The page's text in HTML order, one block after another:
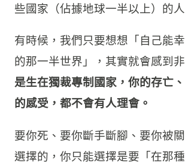
些國家（佔據地球一半以上）的
有時候，我們只要想想「自己能
的那一半世界」，其實就會感到非
是生在獨裁專制國家，你的存亡
的感受，都不會有人理會。
要你死、要你斷手斷腳、要你被
選擇的，你只能選擇是要「在那